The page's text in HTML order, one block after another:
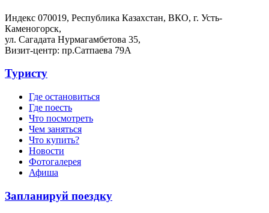
Индекс 070019, Республика Казахстан, ВКО, г. Усть-
Каменогорск,
ул. Сагадата Нурмагамбетова 35,
Визит-центр: пр.Сатпаева 79А
Туристу
Где остановиться
Где поесть
Что посмотреть
Чем заняться
Что купить?
Новости
Фотогалерея
Афиша
Запланируй поездку